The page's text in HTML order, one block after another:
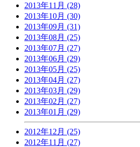
2013年11月 (28)
2013年10月 (30)
2013年09月 (31)
2013年08月 (25)
2013年07月 (27)
2013年06月 (29)
2013年05月 (25)
2013年04月 (27)
2013年03月 (29)
2013年02月 (27)
2013年01月 (29)
2012年12月 (25)
2012年11月 (27)